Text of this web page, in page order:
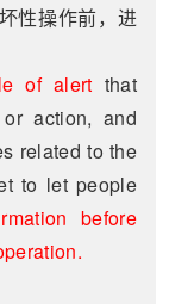
性操作前，进
of alert that
action, and
related to the
to let people
before